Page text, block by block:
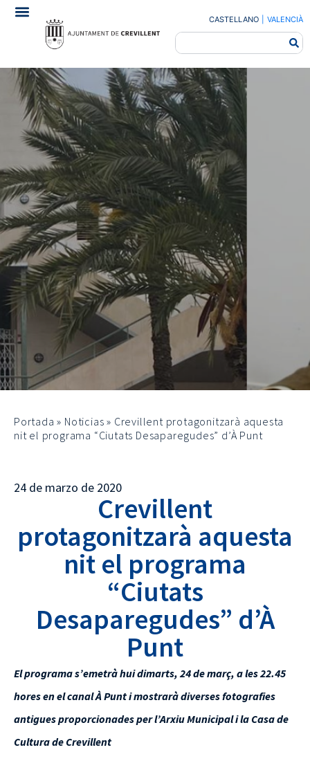
CASTELLANO VALENCIÀ
Portada » Noticias » Crevillent protagonitzarà aquesta
nit el programa “Ciutats Desaparegudes” d’À Punt
24 de marzo de 2020
Crevillent
protagonitzarà aquesta
nit el programa
“Ciutats
Desaparegudes” d’À
Punt
El programa s’emetrà hui dimarts, 24 de març, a les 22.45
hores en el canal À Punt i mostrarà diverses fotografies
antigues proporcionades per l’Arxiu Municipal i la Casa de
Cultura de Crevillent